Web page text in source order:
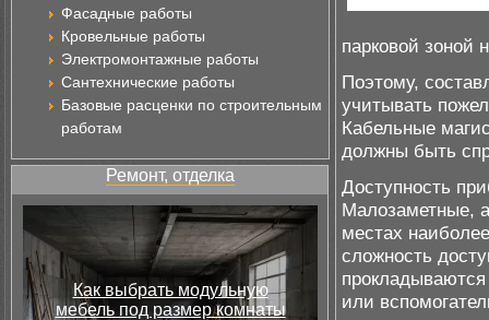
Фасадные работы
Кровельные работы
Электромонтажные работы
Сантехнические работы
Базовые расценки по строительным
работам
Ремонт, отделка
Как выбрать модульную
мебель под размер комнаты
парковой зоной
Поэтому,
учитывать
Кабельные
должны быть
Доступность
Малозаметные,
местах
сложность
или